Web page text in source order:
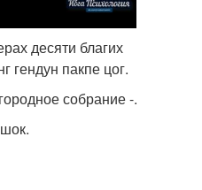
десяти благих
гендун пакпе цог.
собрание -.